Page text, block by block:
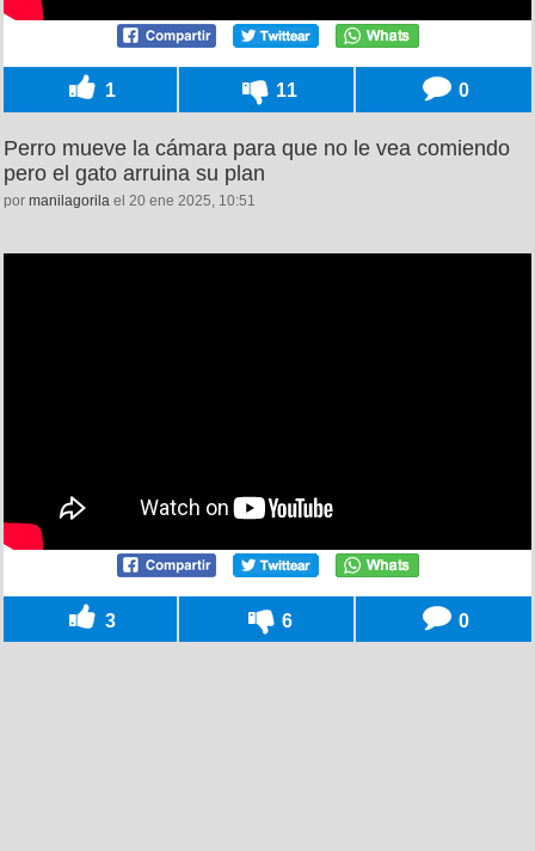
1 11 0
Perro mueve la cámara para que no le vea comiendo
pero el gato arruina su plan
por manilagorila el 20 ene 2025, 10:51
3 6 0